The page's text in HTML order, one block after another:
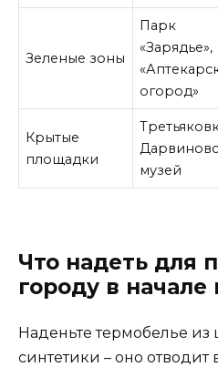
Зеленые зоны
Парк
«Зарядье»,
огород»
Крытые
площадки
музей
Что надеть для
городу в начале
Наденьте термобелье
синтетики – оно отводит